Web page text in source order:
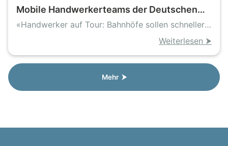
Mobile Handwerkerteams der Deutschen
Bahn beschleunigen Reparaturen in
«Handwerker auf Tour: Bahnhöfe sollen schneller
Weiterlesen ⮞
Mehr ⮞